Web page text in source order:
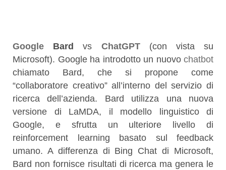
Google Bard vs ChatGPT(con vista su
Microsoft). Google ha introdotto un nuovo chatbot
chiamato Bard, che si propone come
“collaboratore creativo” all’interno del servizio di
ricerca dell’azienda. Bard utilizza una nuova
versione di LaMDA, il modello linguistico di
Google, e sfrutta un ulteriore livello di
reinforcement learning basato sul feedback
umano. A differenza di Bing Chat di Microsoft,
Bard non fornisce risultati di ricerca ma genera le